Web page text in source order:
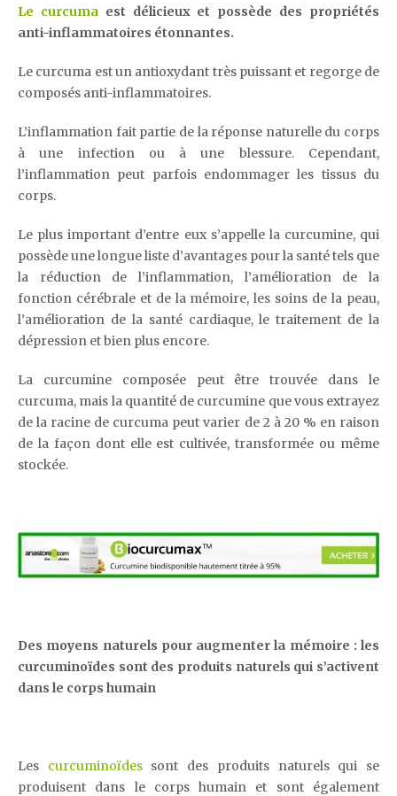
Le curcumaest délicieux et possède des propriétés
anti-inflammatoires étonnantes.
Le curcuma est un antioxydant très puissant et regorge de
composés anti-inflammatoires.
L’inflammation fait partie de la réponse naturelle du corps
à une infection ou à une blessure. Cependant,
l’inflammation peut parfois endommager les tissus du
corps.
Le plus important d’entre eux s’appelle la curcumine, qui
possède une longue liste d’avantages pour la santé tels que
la réduction de l’inflammation, l’amélioration de la
fonction cérébrale et de la mémoire, les soins de la peau,
l’amélioration de la santé cardiaque, le traitement de la
dépression et bien plus encore.
La curcumine composée peut être trouvée dans le
curcuma, mais la quantité de curcumine que vous extrayez
de la racine de curcuma peut varier de 2 à 20 % en raison
de la façon dont elle est cultivée, transformée ou même
stockée.
Des moyens naturels pour augmenter la mémoire : les
curcuminoïdes sont des produits naturels qui s’activent
dans le corps humain
Les curcuminoïdessont des produits naturels qui se
produisent dans le corps humain et sont également